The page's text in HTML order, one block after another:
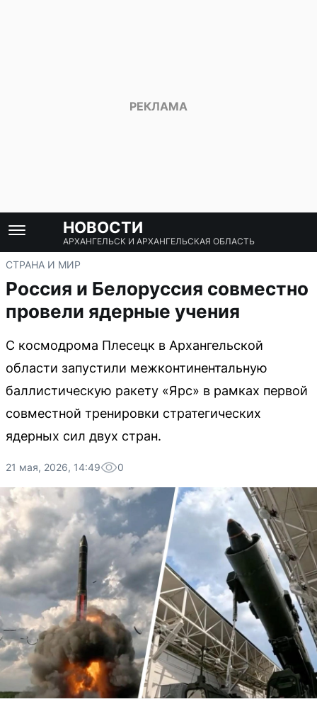
НОВОСТИ
АРХАНГЕЛЬСК И АРХАНГЕЛЬСКАЯ ОБЛАСТЬ
СТРАНА И МИР
Россия и Белоруссия совместно
провели ядерные учения
С космодрома Плесецк в Архангельской
области запустили межконтинентальную
баллистическую ракету «Ярс» в рамках первой
совместной тренировки стратегических
ядерных сил двух стран.
21 мая, 2026, 14:49 0